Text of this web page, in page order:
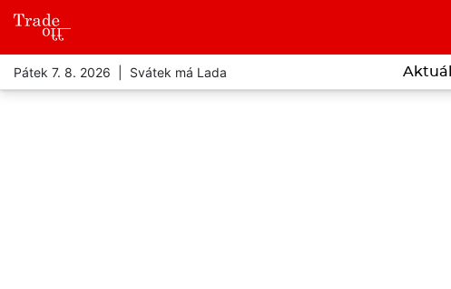
Pátek 7. 8. 2026 | Svátek má Lada